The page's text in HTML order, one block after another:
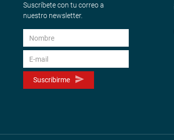
Suscríbete con tu correo a
nuestro newsletter.
Suscribirme